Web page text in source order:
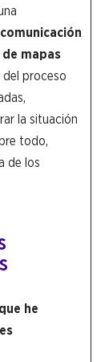
comunicación
mapas
proceso
la situación
todo,
de los
he